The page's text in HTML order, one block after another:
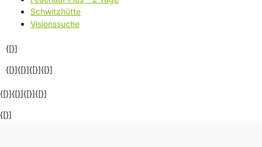
Schwitzhütte
Visionssuche
{[}]
{[}]{[}]{[}]{[}]
{[}]{[}]{[}]{[}]
{[}]